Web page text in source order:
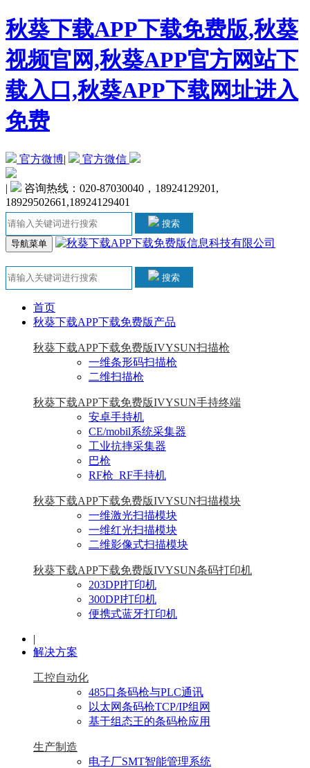
秋葵下载APP下载免费版,秋葵
视频官网,秋葵APP官方网站下
载入口,秋葵APP下载网址进入
免费
官方微博| 官方微信
|
咨询热线：020-87030040，18924129201,
18929502661,18924129401
搜索
导航菜单
搜索
首页
秋葵下载APP下载免费版产品
秋葵下载APP下载免费版IVYSUN扫描枪
一维条形码扫描枪
二维扫描枪
秋葵下载APP下载免费版IVYSUN手持终端
安卓手持机
CE/mobil系统采集器
工业抗摔采集器
巴枪
RF枪_RF手持机
秋葵下载APP下载免费版IVYSUN扫描模块
一维激光扫描模块
一维红光扫描模块
二维影像式扫描模块
秋葵下载APP下载免费版IVYSUN条码打印机
203DPI打印机
300DPI打印机
便携式蓝牙打印机
|
解决方案
工控自动化
485口条码枪与PLC通讯
以太网条码枪TCP/IP组网
基于组态王的条码枪应用
生产制造
电子厂SMT智能管理系统